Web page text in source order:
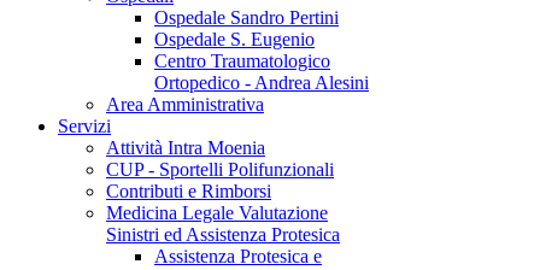
Ospedale Sandro Pertini
Ospedale S. Eugenio
Centro Traumatologico
Ortopedico - Andrea Alesini
Area Amministrativa
Servizi
Attività Intra Moenia
CUP - Sportelli Polifunzionali
Contributi e Rimborsi
Medicina Legale Valutazione
Sinistri ed Assistenza Protesica
Assistenza Protesica e